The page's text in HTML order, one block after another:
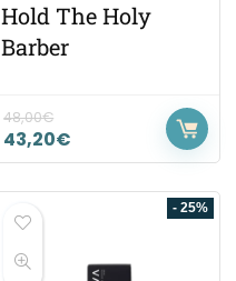
Hold The Holy
Barber
48,00€
43,20€
- 25%